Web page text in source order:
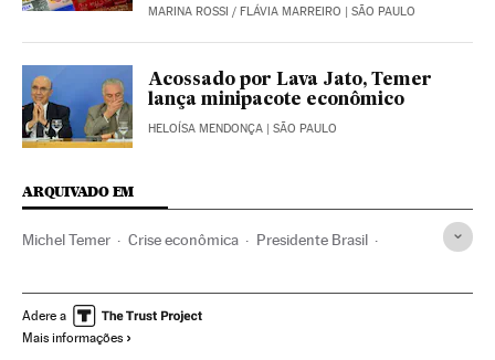
MARINA ROSSI / FLÁVIA MARREIRO | SÃO PAULO
Acossado por Lava Jato, Temer
lança minipacote econômico
HELOÍSA MENDONÇA | SÃO PAULO
ARQUIVADO EM
Michel Temer Crise econômica Presidente Brasil
Conjuntura econômica Governo Brasil
América do Sul
Adere a
Mais informações